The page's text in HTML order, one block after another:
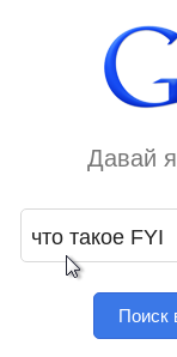
Давай
Поиск